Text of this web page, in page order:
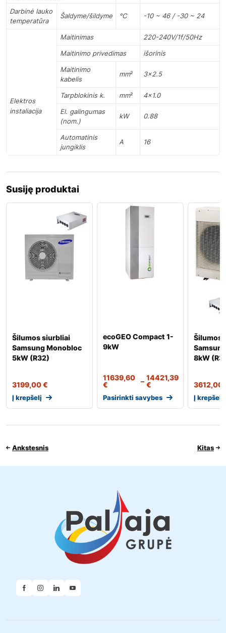
Darbinė lauko
temperatūra
Šaldyme/šildyme °C -10 ~ 46 / -30 ~ 24
Elektros
instaliacija
Maitinimas
220-240V/1f/50Hz
Maitinimo privedimas
išorinis
Maitinimo
kabelis
mm² 3×2.5
Tarpblokinis k. mm²
4×1.0
El. galingumas
(nom.)
kW 0.88
Automatinis
jungiklis
A 16
Susiję produktai
Šilumos siurbliai
Samsung Monobloc
5kW (R32)
3199,00€
Į krepšelį
ecoGEO Compact 1-
9kW
11639,60
€
– 14421,39
€
Pasirinkti savybes
Šilumos
8kW
3612,00
Į krepšelį
Ankstesnis Kitas